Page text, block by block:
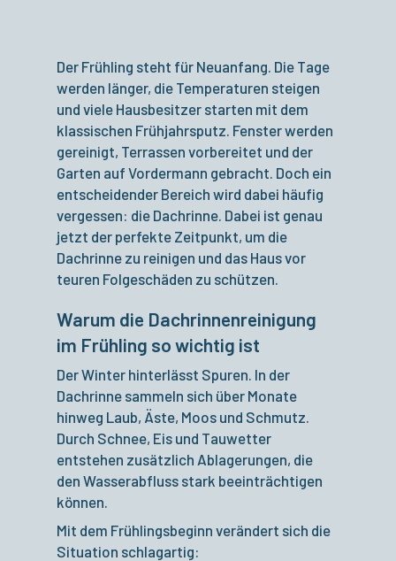
Der Frühling steht für Neuanfang. Die Tage
werden länger, die Temperaturen steigen
und viele Hausbesitzer starten mit dem
klassischen Frühjahrsputz. Fenster werden
gereinigt, Terrassen vorbereitet und der
Garten auf Vordermann gebracht. Doch ein
entscheidender Bereich wird dabei häufig
vergessen: die Dachrinne. Dabei ist genau
jetzt der perfekte Zeitpunkt, um die
Dachrinne zu reinigen und das Haus vor
teuren Folgeschäden zu schützen.
Warum die Dachrinnenreinigung
im Frühling so wichtig ist
Der Winter hinterlässt Spuren. In der
Dachrinne sammeln sich über Monate
hinweg Laub, Äste, Moos und Schmutz.
Durch Schnee, Eis und Tauwetter
entstehen zusätzlich Ablagerungen, die
den Wasserabfluss stark beeinträchtigen
können.
Mit dem Frühlingsbeginn verändert sich die
Situation schlagartig: